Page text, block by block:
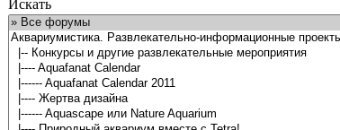
Искать